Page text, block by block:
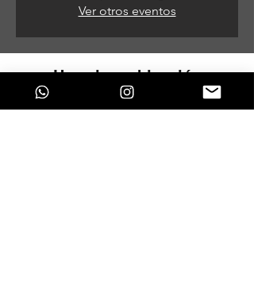
Ver otros eventos
Horario y ubicación